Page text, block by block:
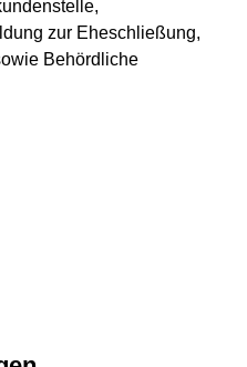
zur Eheschließung,
Behördliche